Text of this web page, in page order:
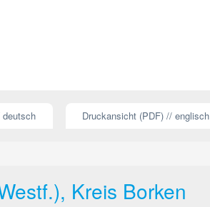
Druckansicht (PDF) // englisch
Kreis Borken